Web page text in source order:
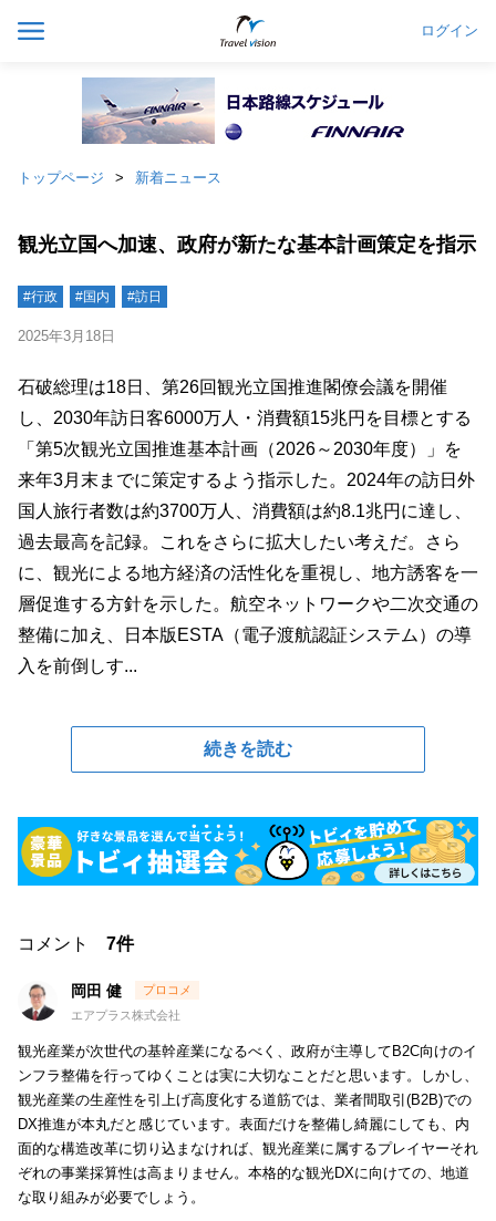
ログイン
トップページ 新着ニュース
観光立国へ加速、政府が新たな基本計画策定を指示
#行政 #国内 #訪日
2025年3月18日
石破総理は18日、第26回観光立国推進閣僚会議を開催
し、2030年訪日客6000万人・消費額15兆円を目標とする
「第5次観光立国推進基本計画（2026～2030年度）」を
来年3月末までに策定するよう指示した。2024年の訪日外
国人旅行者数は約3700万人、消費額は約8.1兆円に達し、
過去最高を記録。これをさらに拡大したい考えだ。さら
に、観光による地方経済の活性化を重視し、地方誘客を一
層促進する方針を示した。航空ネットワークや二次交通の
整備に加え、日本版ESTA（電子渡航認証システム）の導
入を前倒しす...
続きを読む
コメント 7件
岡田 健
エアプラス株式会社
観光産業が次世代の基幹産業になるべく、政府が主導してB2C向けのイ
ンフラ整備を行ってゆくことは実に大切なことだと思います。しかし、
観光産業の生産性を引上げ高度化する道筋では、業者間取引(B2B)での
DX推進が本丸だと感じています。表面だけを整備し綺麗にしても、内
面的な構造改革に切り込まなければ、観光産業に属するプレイヤーそれ
ぞれの事業採算性は高まりません。本格的な観光DXに向けての、地道
な取り組みが必要でしょう。